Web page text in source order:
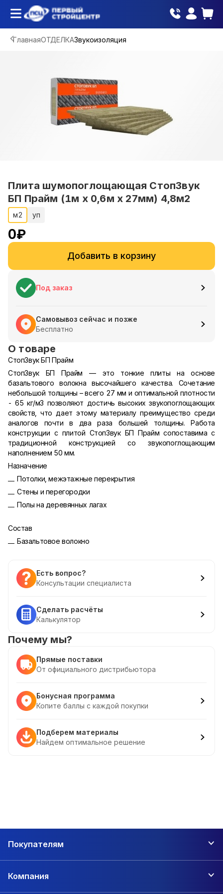
ГлавнаяОТДЕЛКАЗвукоизоляция
Плита шумопоглощающая СтопЗвук
БП Прайм (1м х 0,6м х 27мм) 4,8м2
м2 уп
0₽
Добавить в корзину
Под заказ
Самовывоз сейчас и позже
Бесплатно
О товаре
СтопЗвук БП Прайм
СтопЗвук БП Прайм — это тонкие плиты на основе
базальтового волокна высочайшего качества. Сочетание
небольшой толщины – всего 27 мм и оптимальной плотности
- 65 кг/м3 позволяют достичь высоких звукопоглощающих
свойств, что дает этому материалу преимущество среди
аналогов почти в два раза большей толщины. Работа
конструкции с плитой СтопЗвук БП Прайм сопоставима с
традиционной конструкцией со звукопоглощающим
наполнением 50 мм.
Назначение
Потолки, межэтажные перекрытия
Стены и перегородки
Полы на деревянных лагах
Состав
Базальтовое волокно
Есть вопрос?
Консультации специалиста
Сделать расчёты
Калькулятор
Почему мы?
Прямые поставки
От официального дистрибьютора
Бонусная программа
Копите баллы с каждой покупки
Подберем материалы
Найдем оптимальное решение
Покупателям
Компания